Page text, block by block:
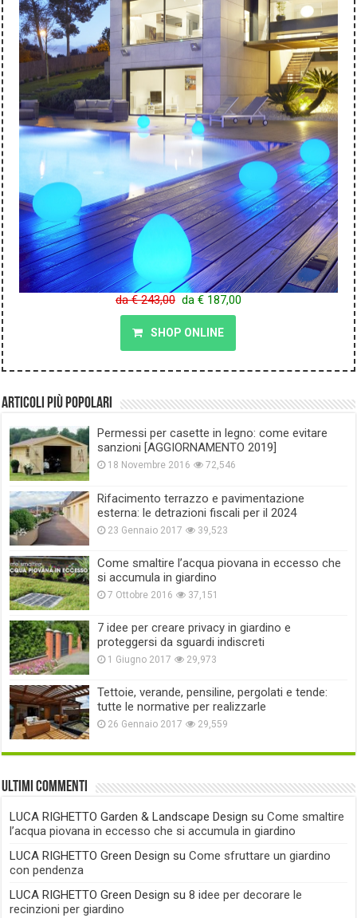
da € 243,00 da € 187,00
SHOP ONLINE
Articoli più popolari
Permessi per casette in legno: come evitare
sanzioni [AGGIORNAMENTO 2019]
18 Novembre 2016 72,546
Rifacimento terrazzo e pavimentazione
esterna: le detrazioni fiscali per il 2024
23 Gennaio 2017 39,523
Come smaltire l’acqua piovana in eccesso che
si accumula in giardino
7 Ottobre 2016 37,151
7 idee per creare privacy in giardino e
proteggersi da sguardi indiscreti
1 Giugno 2017 29,973
Tettoie, verande, pensiline, pergolati e tende:
tutte le normative per realizzarle
26 Gennaio 2017 29,559
Ultimi commenti
LUCA RIGHETTO Garden & Landscape Design suCome smaltire
l’acqua piovana in eccesso che si accumula in giardino
LUCA RIGHETTO Green Design suCome sfruttare un giardino
con pendenza
LUCA RIGHETTO Green Design su8 idee per decorare le
recinzioni per giardino